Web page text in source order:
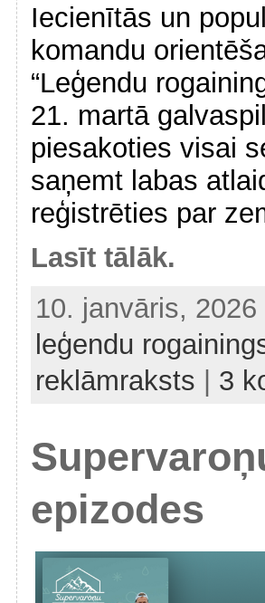
Iecienītās un
komandu
“Leģendu
21. martā
piesakoties visai
saņemt labas
reģistrēties par
Lasīt tālāk.
10. janvāris,
leģendu
reklāmraksts | 3
epizodes